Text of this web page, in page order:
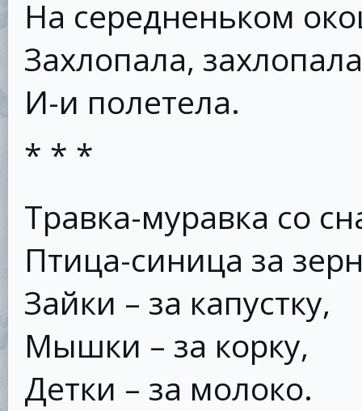
На середненьком
Захлопала,
И-и полетела.
* * *
Травка-муравка со
Птица-синица за
Зайки – за капустку,
Мышки – за корку,
Детки – за молоко.